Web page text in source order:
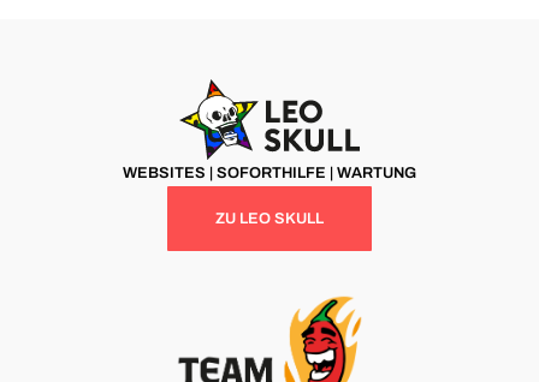
WEBSITES | SOFORTHILFE | WARTUNG
ZU LEO SKULL